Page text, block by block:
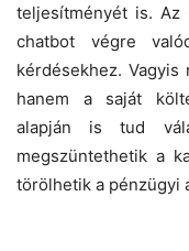
teljesítményét is. Az
chatbot végre
kérdésekhez. Vagyis
hanem a saját
alapján is tud
megszüntethetik a
törölhetik a pénzügyi